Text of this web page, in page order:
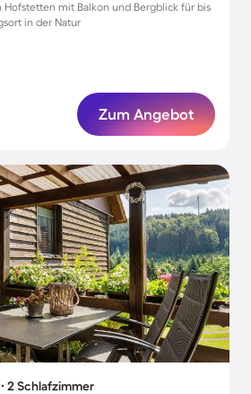
Hofstetten mit Balkon und Bergblick für bis
in der Natur
Zum Angebot
2 Schlafzimmer